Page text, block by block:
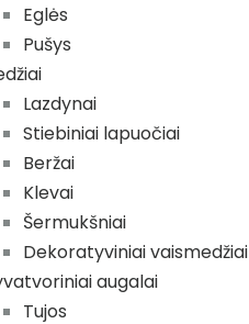
Eglės
Pušys
Lazdynai
Stiebiniai lapuočiai
Beržai
Klevai
Šermukšniai
Dekoratyviniai vaismedžiai
augalai
Tujos